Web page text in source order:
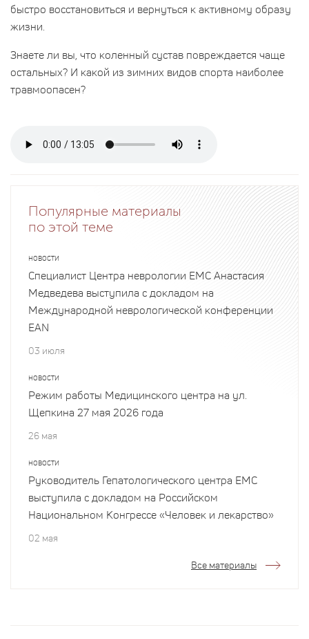
быстро восстановиться и вернуться к активному образу
жизни.
Знаете ли вы, что коленный сустав повреждается чаще
остальных? И какой из зимних видов спорта наиболее
травмоопасен?
Популярные материалы
по этой теме
НОВОСТИ
Специалист Центра неврологии EMC Анастасия
Медведева выступила с докладом на
Международной неврологической конференции
EAN
03 июля
НОВОСТИ
Режим работы Медицинского центра на ул.
Щепкина 27 мая 2026 года
26 мая
НОВОСТИ
Руководитель Гепатологического центра EMC
выступила с докладом на Российском
Национальном Конгрессе «Человек и лекарство»
02 мая
Все материалы